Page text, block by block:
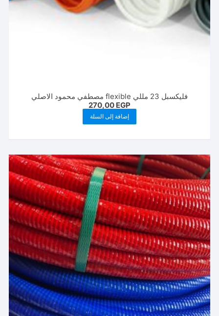
فليكسبل 23 مللي flexible مصطفي محمود الاصلي
270,00 EGP
إضافة إلى السلة